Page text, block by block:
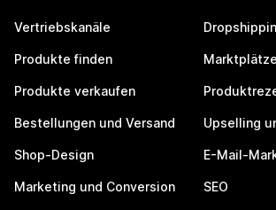
Vertriebskanäle
Produkte finden
Produkte verkaufen
Bestellungen und Versand
Shop-Design
Marketing und Conversion
Marktplätze
Upselling
E-Mail-
SEO